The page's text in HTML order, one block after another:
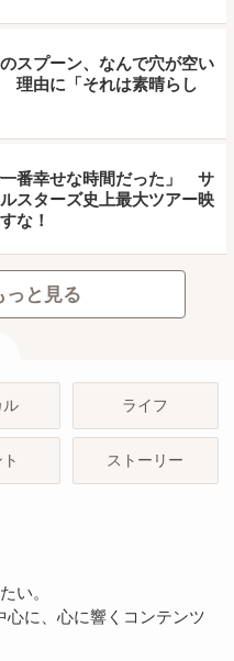
スプーン、なんで穴が空い
理由に「それは素晴らし
一番幸せな時間だった」 サ
スターズ史上最大ツアー映
な！
っと見る
ル ライフ
ストーリー
い。
心に、心に響くコンテンツ